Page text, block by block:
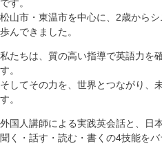
です。
松山市・東温市を中心に、2歳から
歩んできました。
私たちは、質の高い指導で英語力を
す。
そしてその力を、世界とつながり、
す。
外国人講師による実践英会話と、日
聞く・話す・読む・書くの4技能を